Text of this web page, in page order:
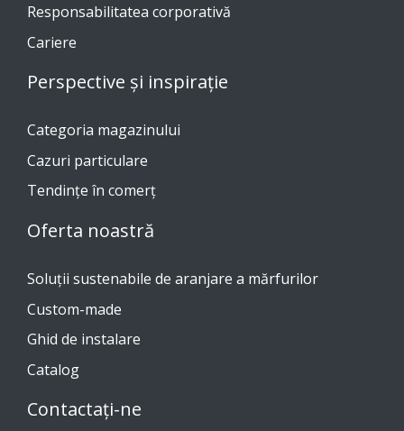
Responsabilitatea corporativă
Cariere
Perspective și inspirație
Categoria magazinului
Cazuri particulare
Tendinţe în comerţ
Oferta noastră
Soluții sustenabile de aranjare a mărfurilor
Custom-made
Ghid de instalare
Catalog
Contactați-ne